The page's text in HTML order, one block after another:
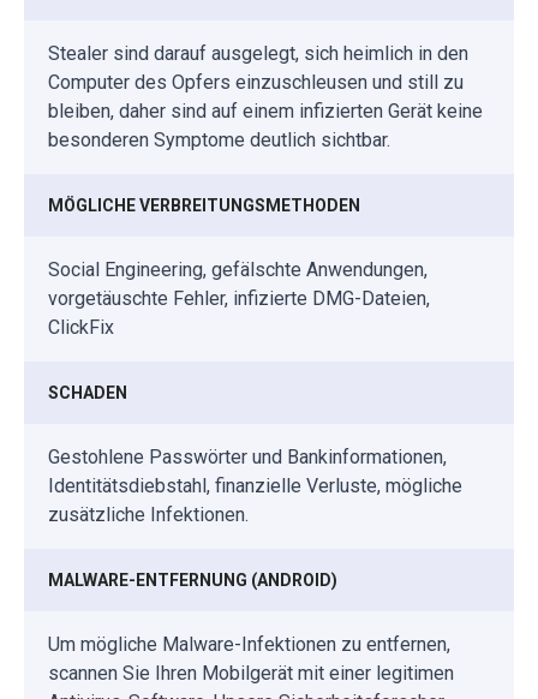
Stealer sind darauf ausgelegt, sich heimlich in den
Computer des Opfers einzuschleusen und still zu
bleiben, daher sind auf einem infizierten Gerät keine
besonderen Symptome deutlich sichtbar.
MÖGLICHE VERBREITUNGSMETHODEN
Social Engineering, gefälschte Anwendungen,
vorgetäuschte Fehler, infizierte DMG-Dateien,
ClickFix
SCHADEN
Gestohlene Passwörter und Bankinformationen,
Identitätsdiebstahl, finanzielle Verluste, mögliche
zusätzliche Infektionen.
MALWARE-ENTFERNUNG (ANDROID)
Um mögliche Malware-Infektionen zu entfernen,
scannen Sie Ihren Mobilgerät mit einer legitimen